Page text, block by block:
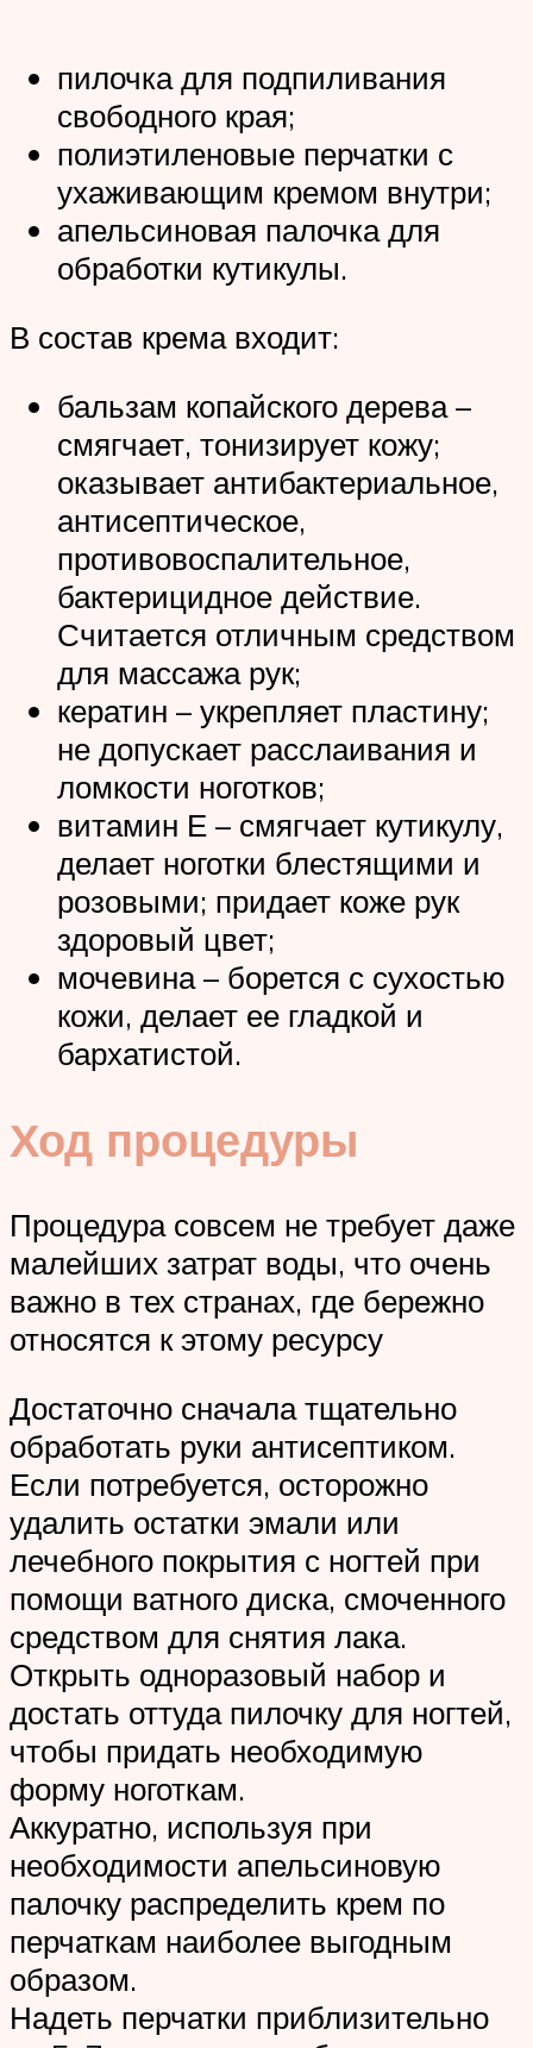
пилочка для подпиливания
свободного края;
полиэтиленовые перчатки с
ухаживающим кремом внутри;
апельсиновая палочка для
обработки кутикулы.
В состав крема входит:
бальзам копайского дерева –
смягчает, тонизирует кожу;
оказывает антибактериальное,
антисептическое,
противовоспалительное,
бактерицидное действие.
Считается отличным средством
для массажа рук;
кератин – укрепляет пластину;
не допускает расслаивания и
ломкости ноготков;
витамин Е – смягчает кутикулу,
делает ноготки блестящими и
розовыми; придает коже рук
здоровый цвет;
мочевина – борется с сухостью
кожи, делает ее гладкой и
бархатистой.
Ход процедуры
Процедура совсем не требует даже
малейших затрат воды, что очень
важно в тех странах, где бережно
относятся к этому ресурсу
Достаточно сначала тщательно
обработать руки антисептиком.
Если потребуется, осторожно
удалить остатки эмали или
лечебного покрытия с ногтей при
помощи ватного диска, смоченного
средством для снятия лака.
Открыть одноразовый набор и
достать оттуда пилочку для ногтей,
чтобы придать необходимую
форму ноготкам.
Аккуратно, используя при
необходимости апельсиновую
палочку распределить крем по
перчаткам наиболее выгодным
образом.
Надеть перчатки приблизительно